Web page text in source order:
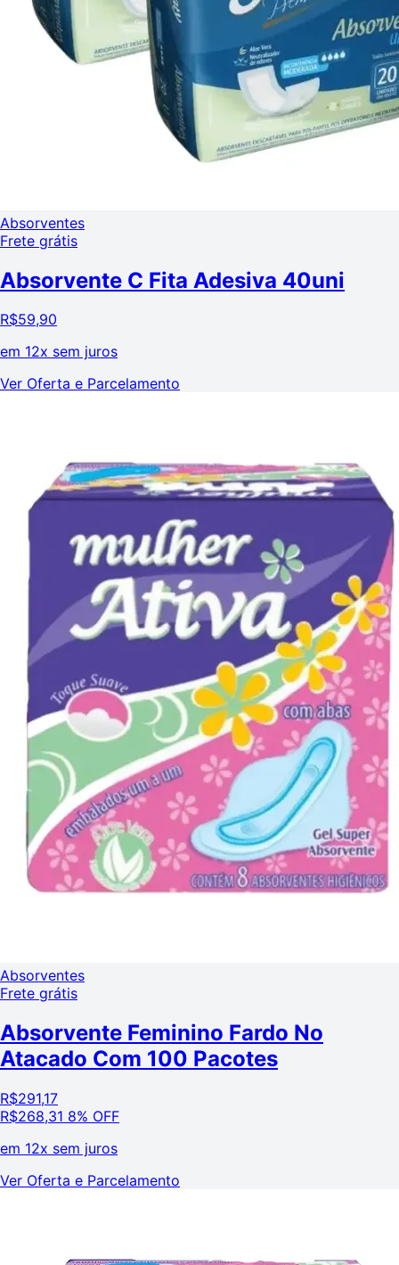
Absorventes
Frete grátis
Absorvente C Fita Adesiva 40uni
R$59,90
em 12x sem juros
Ver Oferta e Parcelamento
Absorventes
Frete grátis
Absorvente Feminino Fardo No
Atacado Com 100 Pacotes
R$291,17
R$268,31 8% OFF
em 12x sem juros
Ver Oferta e Parcelamento